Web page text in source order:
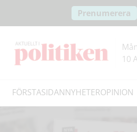
innehållet
headern
Prenumerera
10
FÖRSTASIDANNYHETEROPINION